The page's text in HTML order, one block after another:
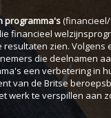
programma's
financieel
zien. Volgens
die deelnamen
een verbetering in
van de Britse
werk te verspillen aan